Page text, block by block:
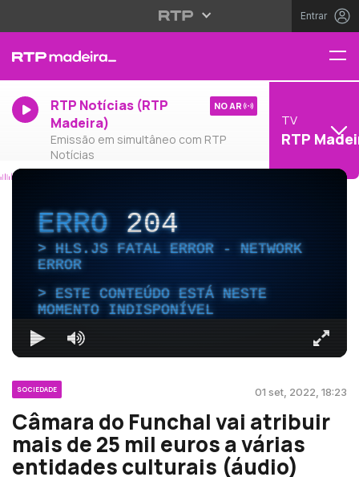
Entrar
RTP Notícias (RTP
Madeira)
Emissão em simultâneo com RTP
Notícias
NO AR
TV
RTP
ERRO204
HLS.JS FATAL ERROR - NETWORK
ERROR
ESTE CONTEÚDO ESTÁ NESTE
MOMENTO INDISPONÍVEL
SOCIEDADE 01 set, 2022, 18:23
Câmara do Funchal vai atribuir
mais de 25 mil euros a várias
entidades culturais (áudio)